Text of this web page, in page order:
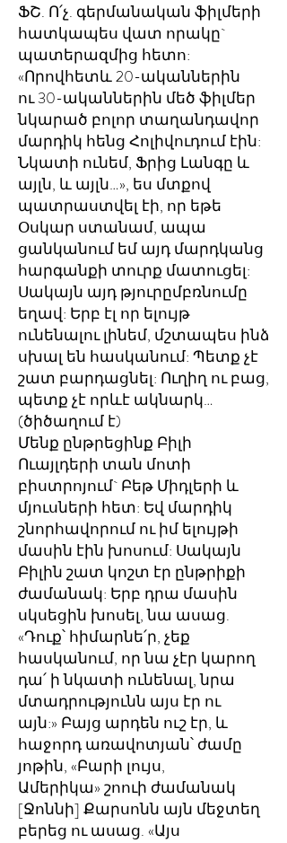
ՖՇ. Ո՛չ. գերմանական ֆիլմերի
հատկապես վատ որակը`
պատերազմից հետո:
«Որովհետև 20-ականներին
ու 30-ականներին մեծ ֆիլմեր
նկարած բոլոր տաղանդավոր
մարդիկ հենց Հոլիվուդում էին:
Նկատի ունեմ, Ֆրից Լանգը և
այլն, և այլն…», ես մտքով
պատրաստվել էի, որ եթե
Օսկար ստանամ, ապա
ցանկանում եմ այդ մարդկանց
հարգանքի տուրք մատուցել:
Սակայն այդ թյուրըմբռնումը
եղավ: Երբ էլ որ ելույթ
ունենալու լինեմ, մշտապես ինձ
սխալ են հասկանում: Պետք չէ
շատ բարդացնել: Ուղիղ ու բաց,
պետք չէ որևէ ակնարկ…
(ծիծաղում է)
Մենք ընթրեցինք Բիլի
Ուայլդերի տան մոտի
բիստրոյում` Բեթ Միդլերի և
մյուսների հետ: Եվ մարդիկ
շնորհավորում ու իմ ելույթի
մասին էին խոսում: Սակայն
Բիլին շատ կոշտ էր ընթրիքի
ժամանակ: Երբ դրա մասին
սկսեցին խոսել, նա ասաց.
«Դուք՝ հիմարնե՛ր, չեք
հասկանում, որ նա չէր կարող
դա՛ ի նկատի ունենալ, նրա
մտադրությունն այս էր ու
այն:» Բայց արդեն ուշ էր, և
հաջորդ առավոտյան՝ ժամը
յոթին, «Բարի լույս,
Ամերիկա» շոուի ժամանակ
[Ջոննի] Քարսոնն այն մեջտեղ
բերեց ու ասաց. «Այս